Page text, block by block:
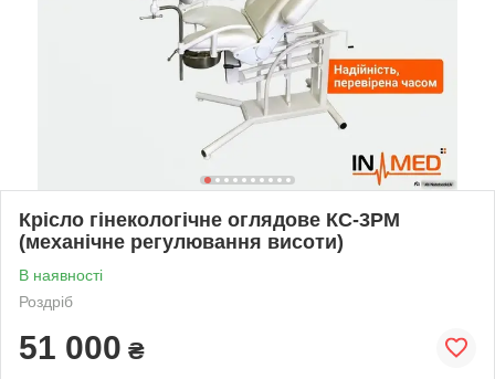
Крісло гінекологічне оглядове КС-3РМ
(механічне регулювання висоти)
В наявності
Роздріб
51 000 ₴